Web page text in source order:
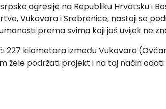
agresije na Republiku Hrvatsku i
Vukovara i Srebrenice, nastoji se
prema svima koji još uvijek ne
kilometara između Vukovara
žele podržati projekt i na taj način